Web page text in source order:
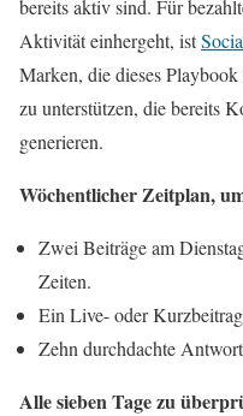
bereits aktiv sind. Für
Aktivität einhergeht, ist
Marken, die dieses
zu unterstützen, die bereits
generieren.
Wöchentlicher Zeitplan,
Zwei Beiträge am
Zeiten.
Ein Live- oder
Zehn durchdachte
Alle sieben Tage zu